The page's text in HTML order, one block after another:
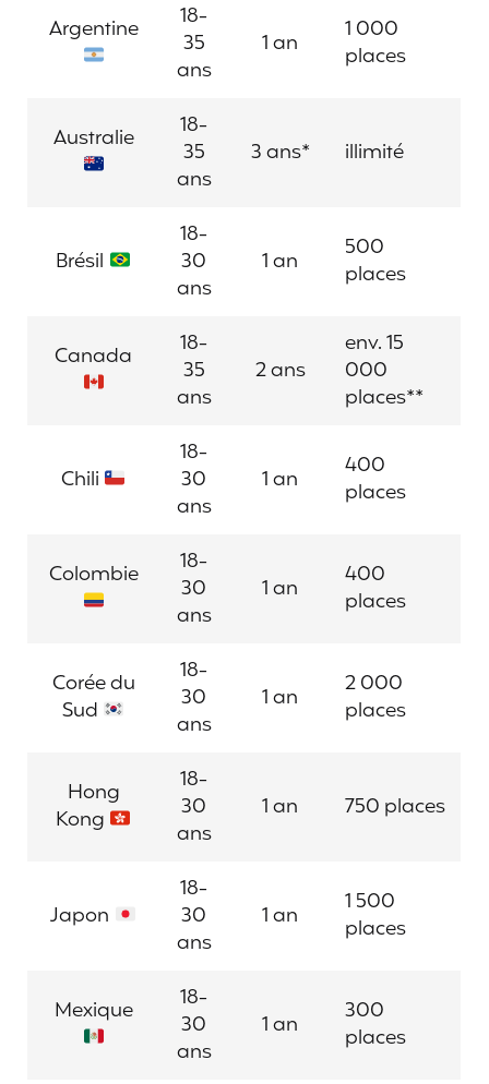
Argentine
18-
35
ans
1 an
1 000
places
Australie
18-
35
ans
3 ans* illimité
Brésil
18-
30
ans
1 an
500
places
Canada
18-
35
ans
2 ans
env. 15
000
places**
Chili
18-
30
ans
1 an
400
places
Colombie
18-
30
ans
1 an
400
places
Corée du
Sud
18-
30
ans
1 an
2 000
places
Hong
Kong
18-
30
ans
1 an 750 places
Japon
18-
30
ans
1 an
1 500
places
Mexique
18-
30
ans
1 an
300
places